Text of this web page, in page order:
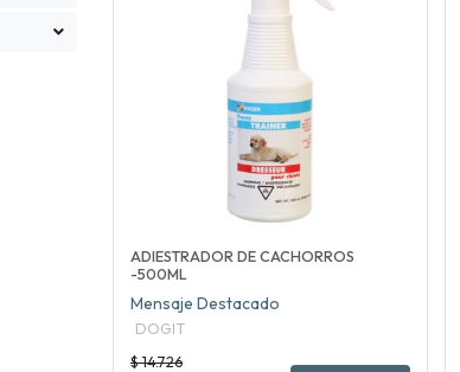
ADIESTRADOR DE CACHORROS
-500ML
Mensaje Destacado
DOGIT
$ 14.726